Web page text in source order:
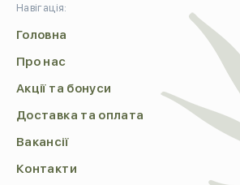
Навігація:
Головна
Про нас
Акції та бонуси
Доставка та оплата
Вакансії
Контакти